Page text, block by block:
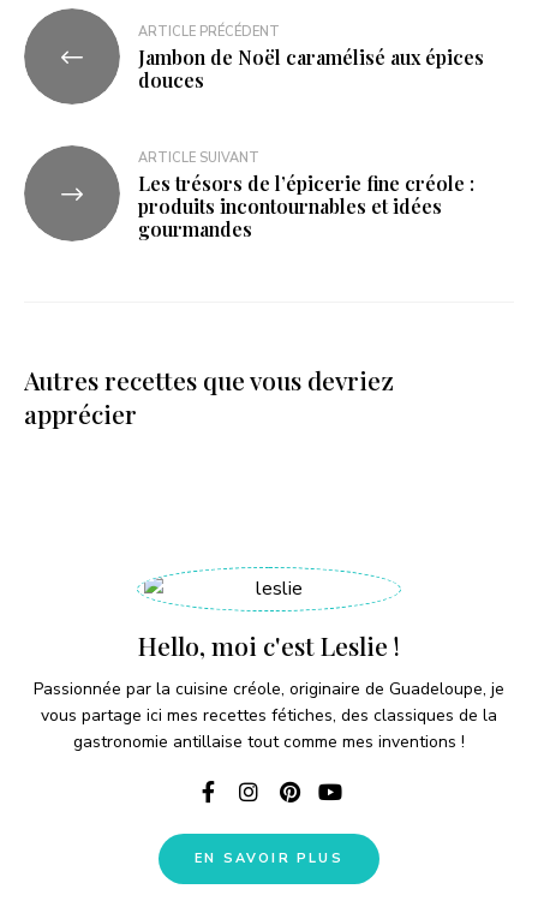
ARTICLE PRÉCÉDENT
Jambon de Noël caramélisé aux épices
douces
ARTICLE SUIVANT
Les trésors de l’épicerie fine créole :
produits incontournables et idées
gourmandes
Autres recettes que vous devriez
apprécier
Hello, moi c'est Leslie !
Passionnée par la cuisine créole, originaire de Guadeloupe, je
vous partage ici mes recettes fétiches, des classiques de la
gastronomie antillaise tout comme mes inventions !
EN SAVOIR PLUS